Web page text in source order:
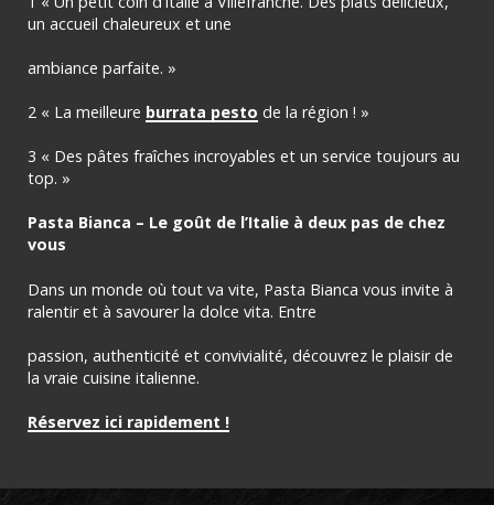
un accueil chaleureux et une
ambiance parfaite. »
2 « La meilleure burrata pesto de la région ! »
3 « Des pâtes fraîches incroyables et un service toujours au
top. »
Pasta Bianca – Le goût de l’Italie à deux pas de chez
vous
Dans un monde où tout va vite, Pasta Bianca vous invite à
ralentir et à savourer la dolce vita. Entre
passion, authenticité et convivialité, découvrez le plaisir de
la vraie cuisine italienne.
Réservez ici rapidement !